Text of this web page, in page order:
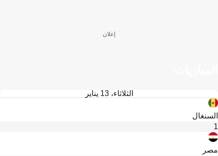
إعلان
الثلاثاء، 13 يناير
السنغال
1
مصر